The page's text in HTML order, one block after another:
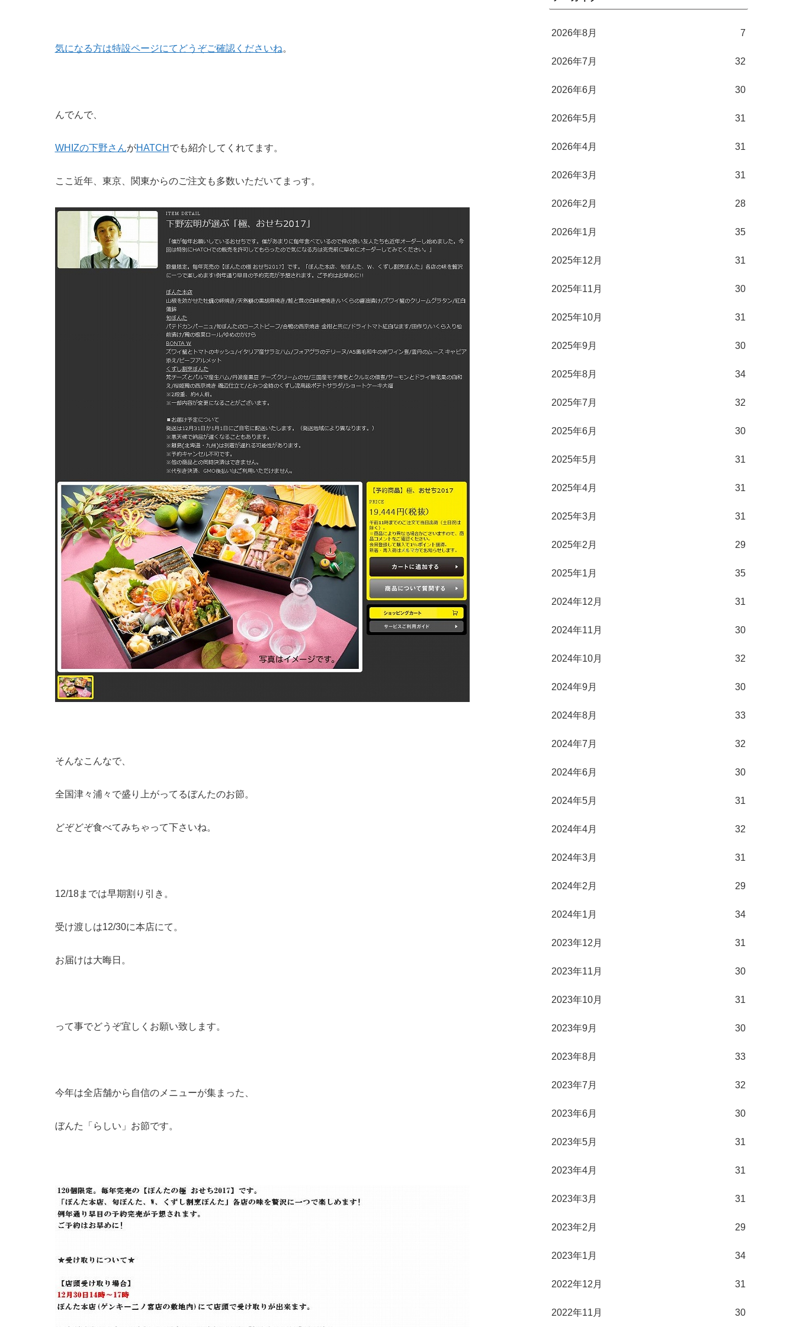
気になる方は特設ページにてどうぞご確認くださいね。
んでんで、
WHIZの下野さんがHATCH でも紹介してくれてます。
ここ近年、東京、関東からのご注文も多数いただいてまっす。
そんなこんなで、
全国津々浦々で盛り上がってるぼんたのお節。
どぞどぞ食べてみちゃって下さいね。
12/18までは早期割り引き。
受け渡しは12/30に本店にて。
お届けは大晦日。
って事でどうぞ宜しくお願い致します。
今年は全店舗から自信のメニューが集まった、
ぼんた「らしい」お節です。
2026年8月 7
2026年7月 32
2026年6月 30
2026年5月 31
2026年4月 31
2026年3月 31
2026年2月 28
2026年1月 35
2025年12月 31
2025年11月 30
2025年10月 31
2025年9月 30
2025年8月 34
2025年7月 32
2025年6月 30
2025年5月 31
2025年4月 31
2025年3月 31
2025年2月 29
2025年1月 35
2024年12月 31
2024年11月 30
2024年10月 32
2024年9月 30
2024年8月 33
2024年7月 32
2024年6月 30
2024年5月 31
2024年4月 32
2024年3月 31
2024年2月 29
2024年1月 34
2023年12月 31
2023年11月 30
2023年10月 31
2023年9月 30
2023年8月 33
2023年7月 32
2023年6月 30
2023年5月 31
2023年4月 31
2023年3月 31
2023年2月 29
2023年1月 34
2022年12月 31
2022年11月 30